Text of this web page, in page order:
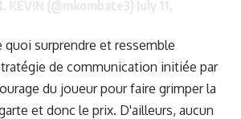
quoi surprendre et ressemble
de communication initiée par
du joueur pour faire grimper la
et donc le prix. D'ailleurs, aucun